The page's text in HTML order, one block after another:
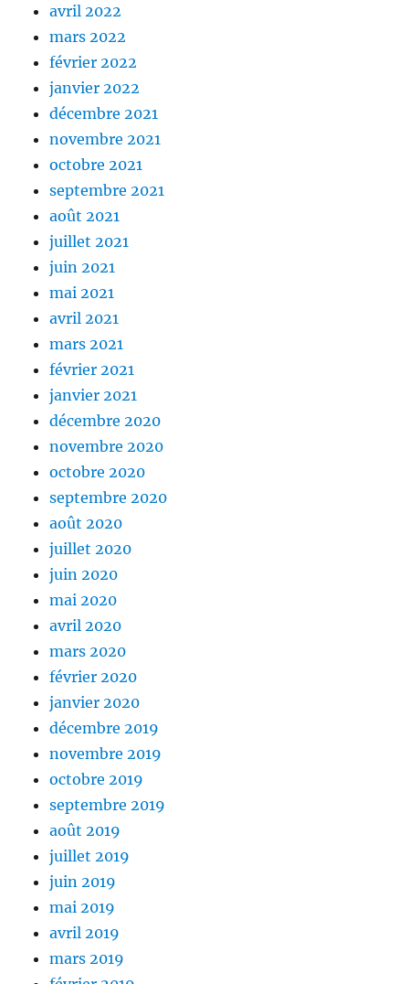
avril 2022
mars 2022
février 2022
janvier 2022
décembre 2021
novembre 2021
octobre 2021
septembre 2021
août 2021
juillet 2021
juin 2021
mai 2021
avril 2021
mars 2021
février 2021
janvier 2021
décembre 2020
novembre 2020
octobre 2020
septembre 2020
août 2020
juillet 2020
juin 2020
mai 2020
avril 2020
mars 2020
février 2020
janvier 2020
décembre 2019
novembre 2019
octobre 2019
septembre 2019
août 2019
juillet 2019
juin 2019
mai 2019
avril 2019
mars 2019